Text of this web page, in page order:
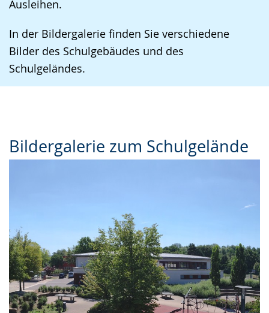
Ausleihen.
In der Bildergalerie finden Sie verschiedene
Bilder des Schulgebäudes und des
Schulgeländes.
Bildergalerie zum Schulgelände